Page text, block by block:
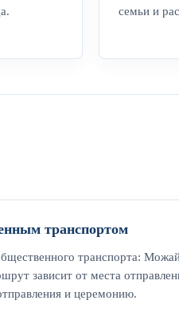
семьи и
транспортом
транспорта:
зависит от места
и церемонию.